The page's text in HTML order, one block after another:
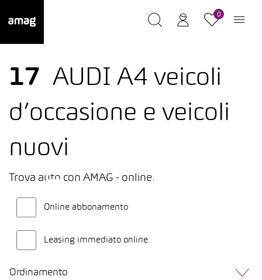
0
17
AUDI A4 veicoli
d’occasione e veicoli
nuovi
Trova auto con AMAG - online.
Online abbonamento
Leasing immediato online
Ordinamento